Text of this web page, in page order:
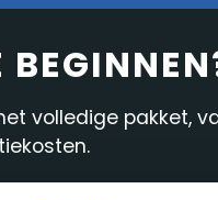
volledige pakket,